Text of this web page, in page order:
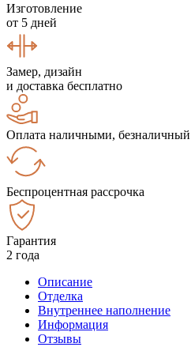
Изготовление
от 5 дней
Замер, дизайн
и доставка бесплатно
Оплата наличными, безналичный
Беспроцентная рассрочка
Гарантия
2 года
Описание
Отделка
Внутреннее наполнение
Информация
Отзывы